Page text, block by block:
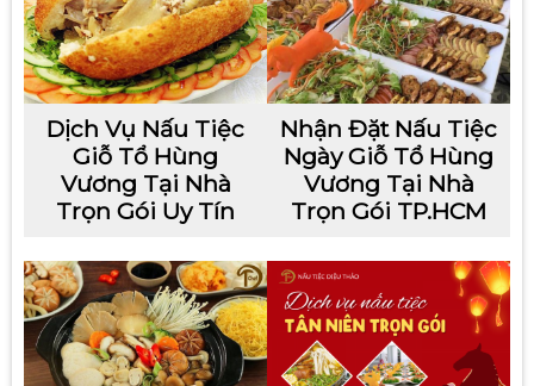
Dịch Vụ Nấu Tiệc
Giỗ Tổ Hùng
Vương Tại Nhà
Trọn Gói Uy Tín
Nhận Đặt Nấu Tiệc
Ngày Giỗ Tổ Hùng
Vương Tại Nhà
Trọn Gói TP.HCM